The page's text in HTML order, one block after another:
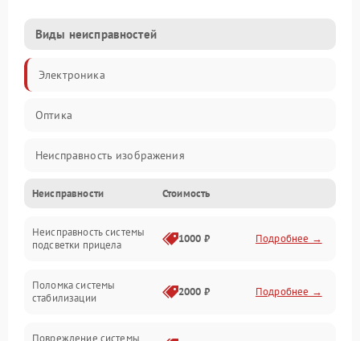
Виды неисправностей
Электроника
Оптика
Неисправность изображения
Механические повреждения
Неисправность фокусировки и оптики
Неисправности Стоимость
Неисправность системы
подсветки прицела
1000 ₽ Подробнее →
Поломка системы
стабилизации
2000 ₽ Подробнее →
Повреждение системы